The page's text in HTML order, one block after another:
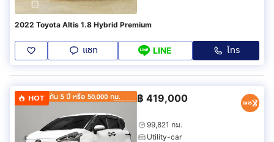
2022 Toyota Altis 1.8 Hybrid Premium
แชท LINE โทร
HOT ฿ 419,000
99,821 กม.
Utility-car